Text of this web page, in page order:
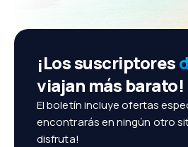
¡Los suscriptores
viajan más barato!
El boletín incluye ofertas
encontrarás en ningún otro
disfruta!